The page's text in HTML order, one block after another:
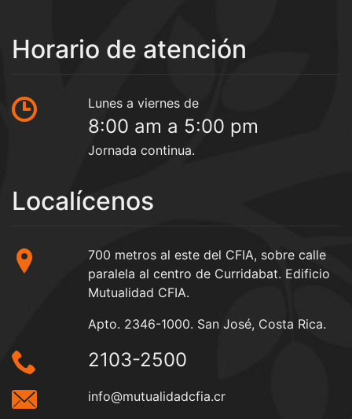
Horario de atención
Lunes a viernes de
8:00 am a 5:00 pm
Jornada continua.
Localícenos
700 metros al este del CFIA, sobre calle
paralela al centro de Curridabat. Edificio
Mutualidad CFIA.
Apto. 2346-1000. San José, Costa Rica.
2103-2500
info@mutualidadcfia.cr